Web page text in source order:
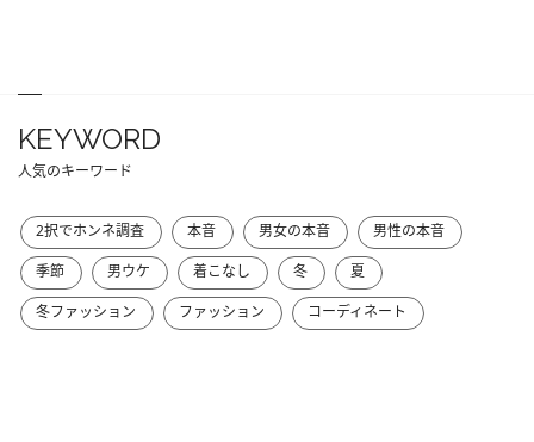
KEYWORD
人気のキーワード
2択でホンネ調査 本音 男女の本音
男性の本音
季節
男ウケ 着こなし 冬
夏
冬ファッション
ファッション コーディネート